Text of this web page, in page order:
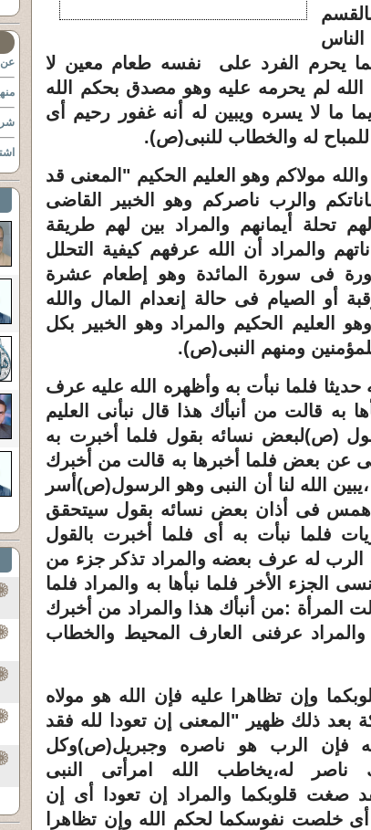
يحرم الفرد على نفسه طعام معين لا
لم يحرمه عليه وهو مصدق بحكم الله
ما لا يسره ويبين له أنه غفور رحيم أى
له والخطاب للنبى(ص).
مولاكم وهو العليم الحكيم "المعنى قد
والرب ناصركم وهو الخبير القاضى
تحلة أيمانهم والمراد بين لهم طريقة
والمراد أن الله عرفهم كيفية التحلل
فى سورة المائدة وهو إطعام عشرة
أو الصيام فى حالة إنعدام المال والله
العليم الحكيم والمراد وهو الخبير بكل
ومنهم النبى(ص).
فلما نبأت به وأظهره الله عليه عرف
قالت من أنبأك هذا قال نبأنى العليم
(ص)لبعض نسائه بقول فلما أخبرت به
عن بعض فلما أخبرها به قالت من أخبرك
الله لنا أن النبى وهو الرسول(ص)أسر
همس فى أذان بعض نسائه بقول سيتحقق
فلما نبأت به أى فلما أخبرت بالقول
الرب له عرف بعضه والمراد تذكر جزء من
الأخر فلما نبأها به والمراد فلما
المرأة :من أنبأك هذا والمراد من أخبرك
والمراد عرفنى العارف المحيط والخطاب
وإن تظاهرا عليه فإن الله هو مولاه
بعد ذلك ظهير "المعنى إن تعودا لله فقد
فإن الرب هو ناصره وجبريل(ص)وكل
ناصر له،يخاطب الله امرأتى النبى
صغت قلوبكما والمراد إن تعودا أى إن
أى خلصت نفوسكما لحكم الله وإن تظاهرا
عن